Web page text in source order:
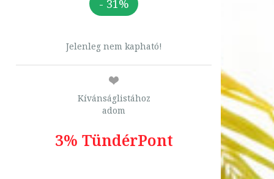
- 31%
Jelenleg nem kapható!
Kívánságlistához
adom
3% TündérPont